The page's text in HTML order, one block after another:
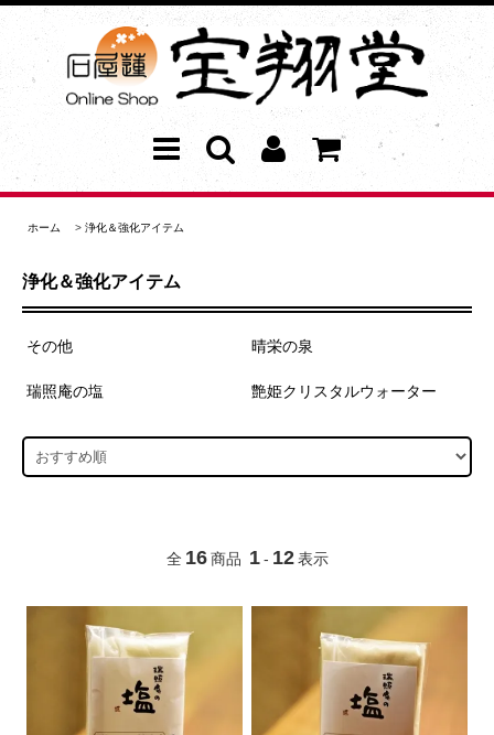
ホーム > 浄化＆強化アイテム
浄化＆強化アイテム
その他 晴栄の泉
瑞照庵の塩 艶姫クリスタルウォーター
全 16 商品 1 - 12 表示